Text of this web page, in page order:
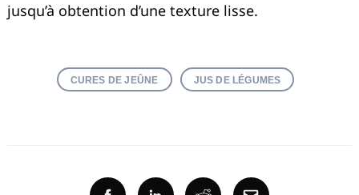
jusqu’à obtention d’une texture lisse.
CURES DE JEÛNE JUS DE LÉGUMES